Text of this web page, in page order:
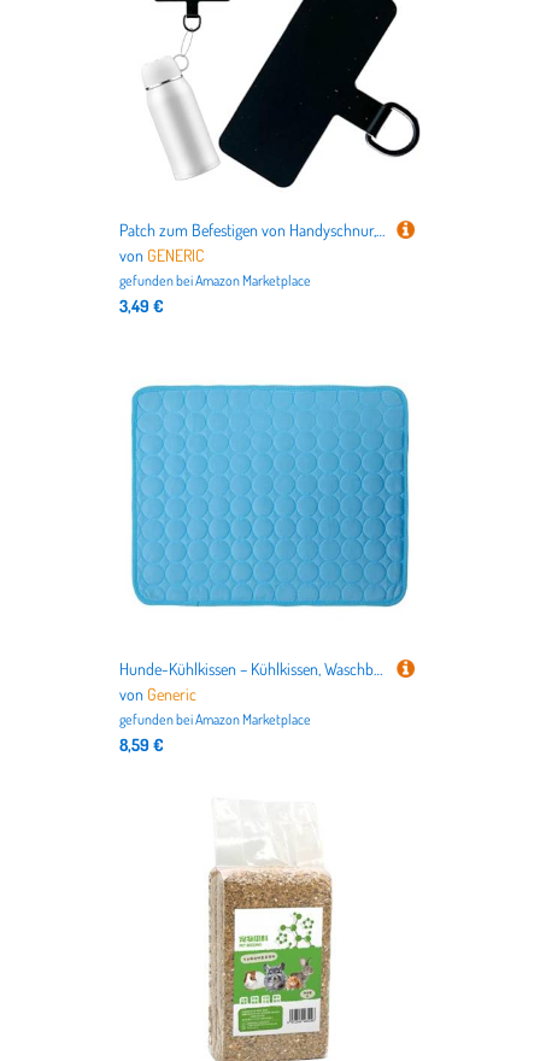
Patch zum Befestigen von Handyschnur, Patch für Handy, Sicherheitsverbindungsteil für Kabel, Sicherheits-Verbindungsstück für Lanyard, Zungenflicken
von GENERIC
gefunden beiAmazon Marketplace
3,49 €
Hunde-Kühlkissen – Kühlkissen, Waschbare Hundeliegematte | wasserdichte Liegefläche Für Welpen, Haustierbett Für Ältere Welpen, Zuhause, Wohnzimmer, Reise, Schlafzimmer, Terrasse, Camping, AUT
von Generic
gefunden beiAmazon Marketplace
8,59 €